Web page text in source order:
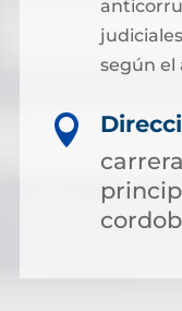
según el
